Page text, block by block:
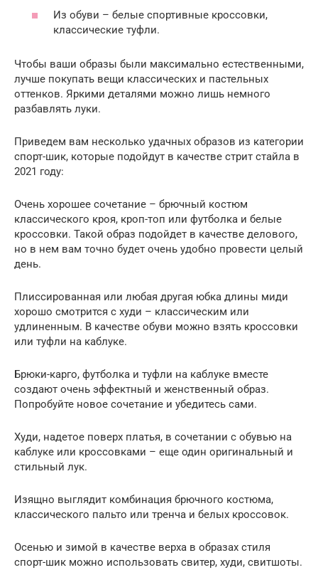
Из обуви – белые спортивные кроссовки,
классические туфли.
Чтобы ваши образы были максимально естественными,
лучше покупать вещи классических и пастельных
оттенков. Яркими деталями можно лишь немного
разбавлять луки.
Приведем вам несколько удачных образов из категории
спорт-шик, которые подойдут в качестве стрит стайла в
2021 году:
Очень хорошее сочетание – брючный костюм
классического кроя, кроп-топ или футболка и белые
кроссовки. Такой образ подойдет в качестве делового,
но в нем вам точно будет очень удобно провести целый
день.
Плиссированная или любая другая юбка длины миди
хорошо смотрится с худи – классическим или
удлиненным. В качестве обуви можно взять кроссовки
или туфли на каблуке.
Брюки-карго, футболка и туфли на каблуке вместе
создают очень эффектный и женственный образ.
Попробуйте новое сочетание и убедитесь сами.
Худи, надетое поверх платья, в сочетании с обувью на
каблуке или кроссовками – еще один оригинальный и
стильный лук.
Изящно выглядит комбинация брючного костюма,
классического пальто или тренча и белых кроссовок.
Осенью и зимой в качестве верха в образах стиля
спорт-шик можно использовать свитер, худи, свитшоты.